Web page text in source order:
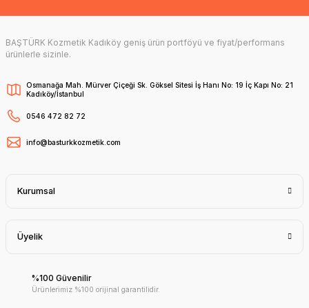
BAŞTÜRK Kozmetik Kadıköy geniş ürün portföyü ve fiyat/performans
ürünlerle sizinle.
Osmanağa Mah. Mürver Çiçeği Sk. Göksel Sitesi İş Hanı No: 19 İç Kapı No: 21
Kadıköy/İstanbul
0546 472 82 72
info@basturkkozmetik.com
Kurumsal
Üyelik
%100 Güvenilir
Ürünlerimiz %100 orijinal garantilidir.